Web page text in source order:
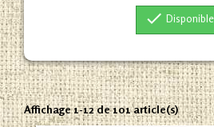
 Disponible
Affichage 1-12 de 101 article(s)